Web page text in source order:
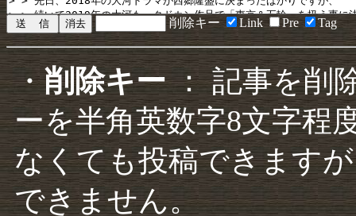
削除キー Link Pre Tag
・削除キー： 記事を削
ーを半角英数字8文字程
なくても投稿できます
できません。